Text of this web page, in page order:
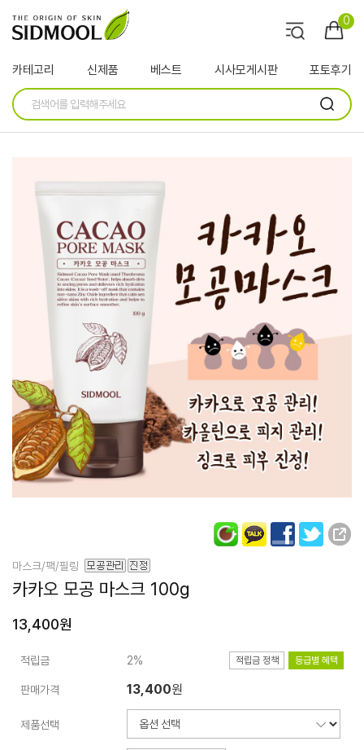
0
카테고리 신제품 베스트 시사모게시판 포토후기
마스크/팩/필링
카카오 모공 마스크 100g
13,400원
적립금 2% 적립금 정책 등급별 혜택
판매가격 13,400원
제품선택